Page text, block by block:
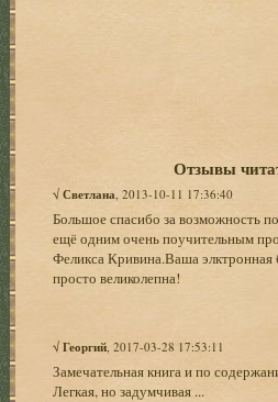
Отзывы
√Светлана , 2013-10-11 17:36:40
Большое спасибо за возможность
ещё одним очень поучительным
Феликса Кривина.Ваша элктронная
просто великолепна!
√Георгий , 2017-03-28 17:53:11
Замечательная книга и по
Легкая, но задумчивая ...